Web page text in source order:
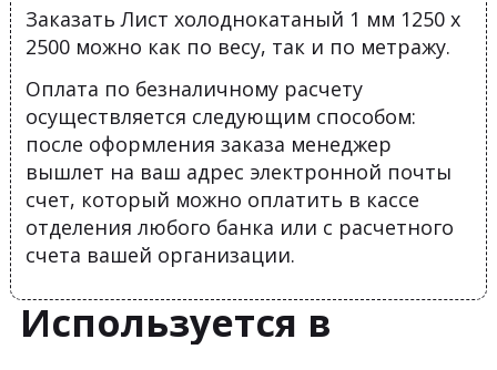
Заказать Лист холоднокатаный 1 мм 1250 х
2500 можно как по весу, так и по метражу.
Оплата по безналичному расчету
осуществляется следующим способом:
после оформления заказа менеджер
вышлет на ваш адрес электронной почты
счет, который можно оплатить в кассе
отделения любого банка или с расчетного
счета вашей организации.
Используется в